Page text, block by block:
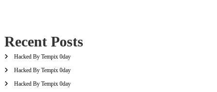
Recent Posts
Hacked By Tempix 0day
Hacked By Tempix 0day
Hacked By Tempix 0day